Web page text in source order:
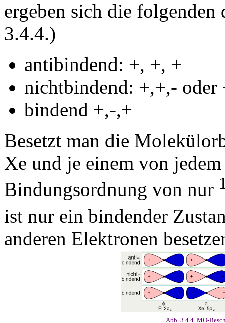
ergeben sich die
3.4.4.)
antibindend: +, +, +
nichtbindend: +,+,- oder
bindend +,-,+
Besetzt man die
Xe und je einem von
Bindungsordnung von nur
ist nur ein bindender
anderen Elektronen
Abb. 3.4.4. MO-